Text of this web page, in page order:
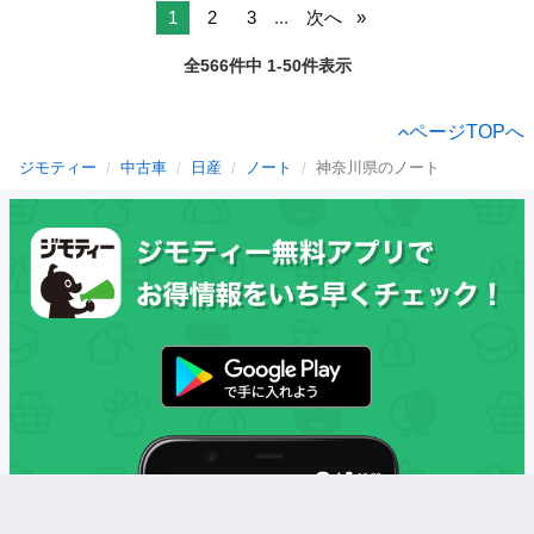
1 2 3 ... 次へ
全566件中 1-50件表示
ページTOPへ
ジモティー 中古車 日産 ノート 神奈川県のノート